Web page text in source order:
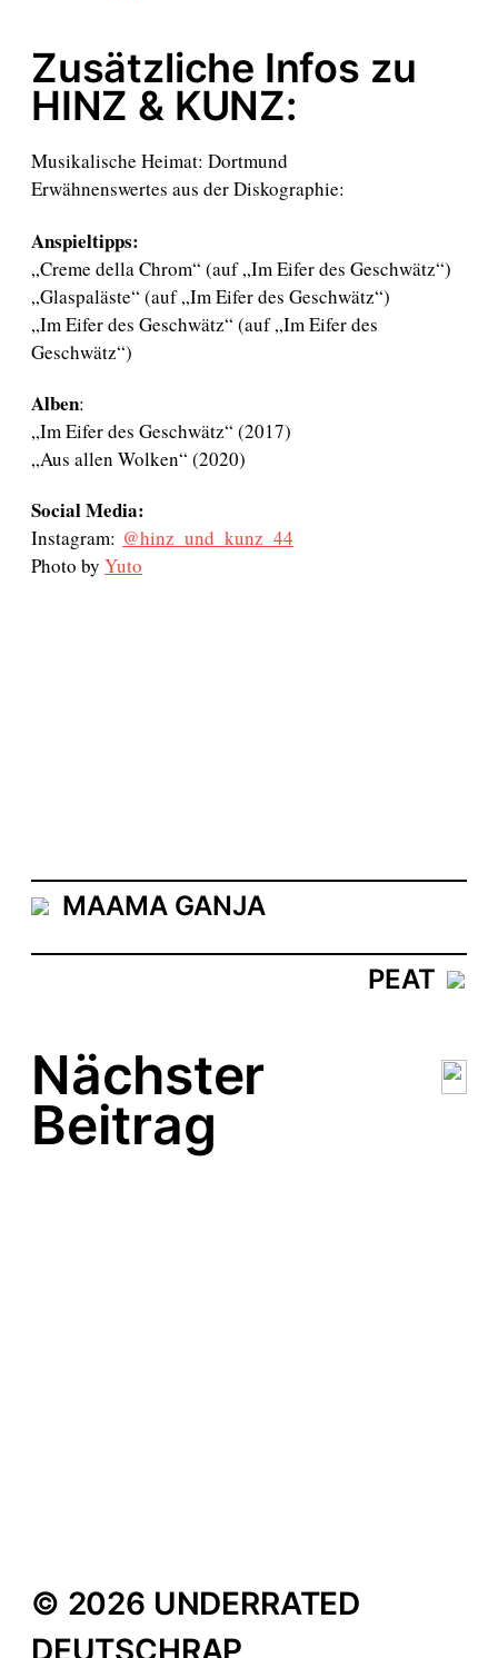
Zusätzliche Infos zu
HINZ & KUNZ:
Musikalische Heimat: Dortmund
Erwähnenswertes aus der Diskographie:
Anspieltipps:
„Creme della Chrom“ (auf „Im Eifer des Geschwätz“)
„Glaspaläste“ (auf „Im Eifer des Geschwätz“)
„Im Eifer des Geschwätz“ (auf „Im Eifer des
Geschwätz“)
Alben:
„Im Eifer des Geschwätz“ (2017)
„Aus allen Wolken“ (2020)
Social Media:
Instagram: @hinz_und_kunz_44
Photo by Yuto
MAAMA GANJA
PEAT
Nächster
Beitrag
© 2026 UNDERRATED
DEUTSCHRAP